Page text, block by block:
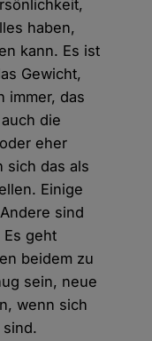
haben,
kann. Es ist
Gewicht,
immer, das
die
eher
sich das als
Einige
sind
geht
beidem zu
sein, neue
wenn sich